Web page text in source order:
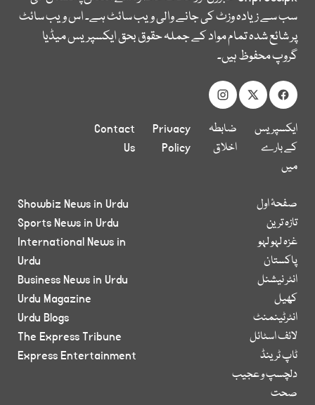
سب سے زیادہ وزٹ کی جانے والی ویب سائٹ ہے۔ اس ویب سائٹ
پر شائع شدہ تمام مواد کے جملہ حقوق بحق ایکسپریس میڈیا
گروپ محفوظ ہیں۔
ایکسپریس
کے بارے
میں
ضابطہ
اخلاق
Privacy
Policy
Contact
Us
صفحۂ اول
تازہ ترین
غزہ لہو لہو
پاکستان
انٹر نیشنل
کھیل
انٹرٹینمنٹ
لائف اسٹائل
ٹاپ ٹرینڈ
دلچسپ و عجیب
صحت
Showbiz News in Urdu
Sports News in Urdu
International News in
Urdu
Business News in Urdu
Urdu Magazine
Urdu Blogs
The Express Tribune
Express Entertainment